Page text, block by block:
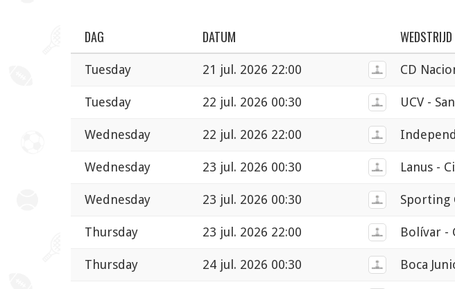
DAG DATUM WEDSTRIJD
Tuesday 21 jul. 2026 22:00 CD
Tuesday 22 jul. 2026 00:30 UCV -
Wednesday 22 jul. 2026 22:00
Wednesday 23 jul. 2026 00:30 Lanus -
Wednesday 23 jul. 2026 00:30 Sporting
Thursday 23 jul. 2026 22:00 Bolívar -
Thursday 24 jul. 2026 00:30 Boca